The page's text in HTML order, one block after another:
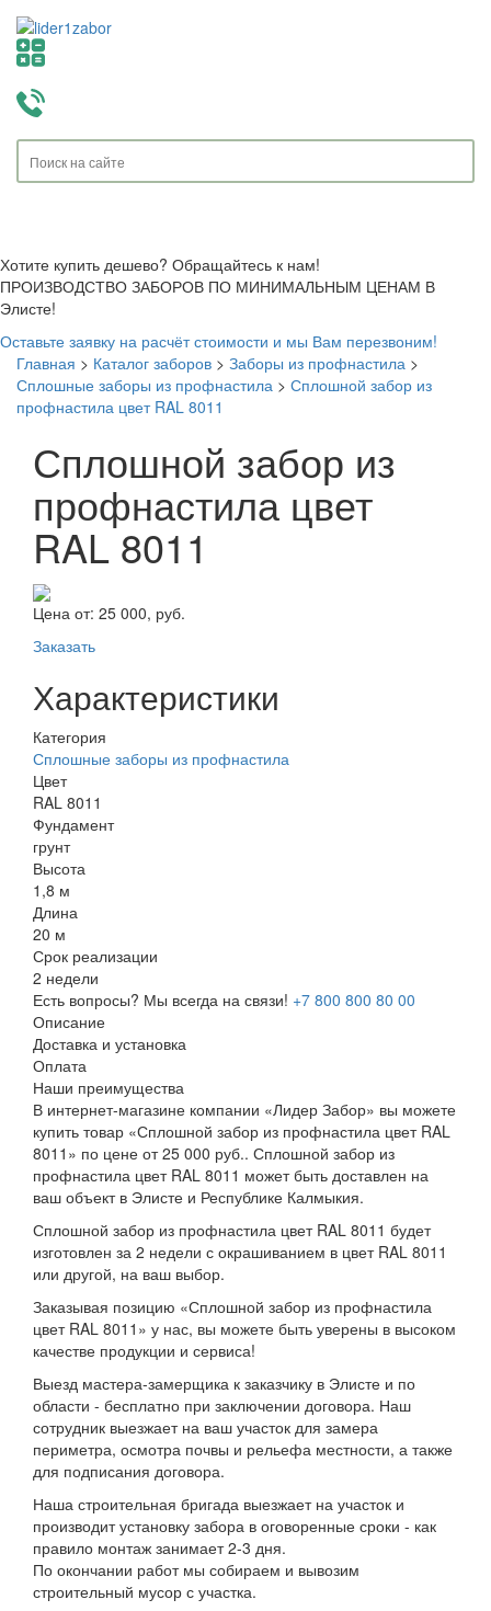
Хотите купить дешево? Обращайтесь к нам!
ПРОИЗВОДСТВО ЗАБОРОВ ПО МИНИМАЛЬНЫМ ЦЕНАМ В
Элисте!
Оставьте заявку на расчёт стоимости и мы Вам перезвоним!
Главная > Каталог заборов > Заборы из профнастила >
Сплошные заборы из профнастила > Сплошной забор из
профнастила цвет RAL 8011
Сплошной забор из
профнастила цвет
RAL 8011
Цена от: 25 000, руб.
Заказать
Характеристики
Категория
Сплошные заборы из профнастила
Цвет
RAL 8011
Фундамент
грунт
Высота
1,8 м
Длина
20 м
Срок реализации
2 недели
Есть вопросы? Мы всегда на связи! +7 800 800 80 00
Описание
Доставка и установка
Оплата
Наши преимущества
В интернет-магазине компании «Лидер Забор» вы можете
купить товар «Сплошной забор из профнастила цвет RAL
8011» по цене от 25 000 руб.. Сплошной забор из
профнастила цвет RAL 8011 может быть доставлен на
ваш объект в Элисте и Республике Калмыкия.
Сплошной забор из профнастила цвет RAL 8011 будет
изготовлен за 2 недели с окрашиванием в цвет RAL 8011
или другой, на ваш выбор.
Заказывая позицию «Сплошной забор из профнастила
цвет RAL 8011» у нас, вы можете быть уверены в высоком
качестве продукции и сервиса!
Выезд мастера-замерщика к заказчику в Элисте и по
области - бесплатно при заключении договора. Наш
сотрудник выезжает на ваш участок для замера
периметра, осмотра почвы и рельефа местности, а также
для подписания договора.
Наша строительная бригада выезжает на участок и
производит установку забора в оговоренные сроки - как
правило монтаж занимает 2-3 дня.
По окончании работ мы собираем и вывозим
строительный мусор с участка.